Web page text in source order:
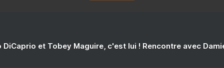
DiCaprio et Tobey Maguire, c'est lui ! Rencontre avec